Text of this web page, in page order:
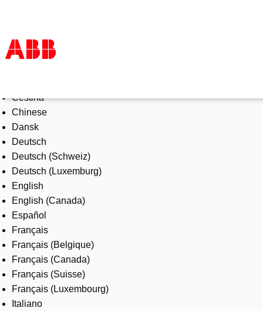
Products & Solutions
Industries
Services
About us
Where to buy
Contact us
Careers
Čeština
Chinese
Dansk
Deutsch
Deutsch (Schweiz)
Deutsch (Luxemburg)
English
English (Canada)
Español
Français
Français (Belgique)
Français (Canada)
Français (Suisse)
Français (Luxembourg)
Italiano